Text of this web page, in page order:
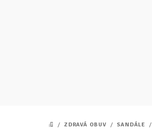
DOMOV
/ ZDRAVÁ OBUV / SANDÁLE /